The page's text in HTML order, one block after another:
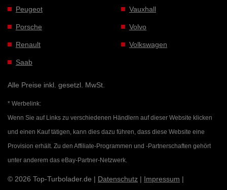
Peugeot
Porsche
Renault
Saab
Vauxhall
Volvo
Volkswagen
Alle Preise inkl. gesetzl. MwSt.
* Werbelink:
Wenn Sie auf Links zu verschiedenen Händlern auf dieser Website klicken
und einen Kauf tätigen, kann dies dazu führen, dass diese Website eine
Provision erhält. Zu den Affiliate-Programmen und -Partnerschaften gehört
unter anderem das eBay-Partner-Netzwerk.
© 2026 Top-Turbolader.de | Datenschutz | Impressum |